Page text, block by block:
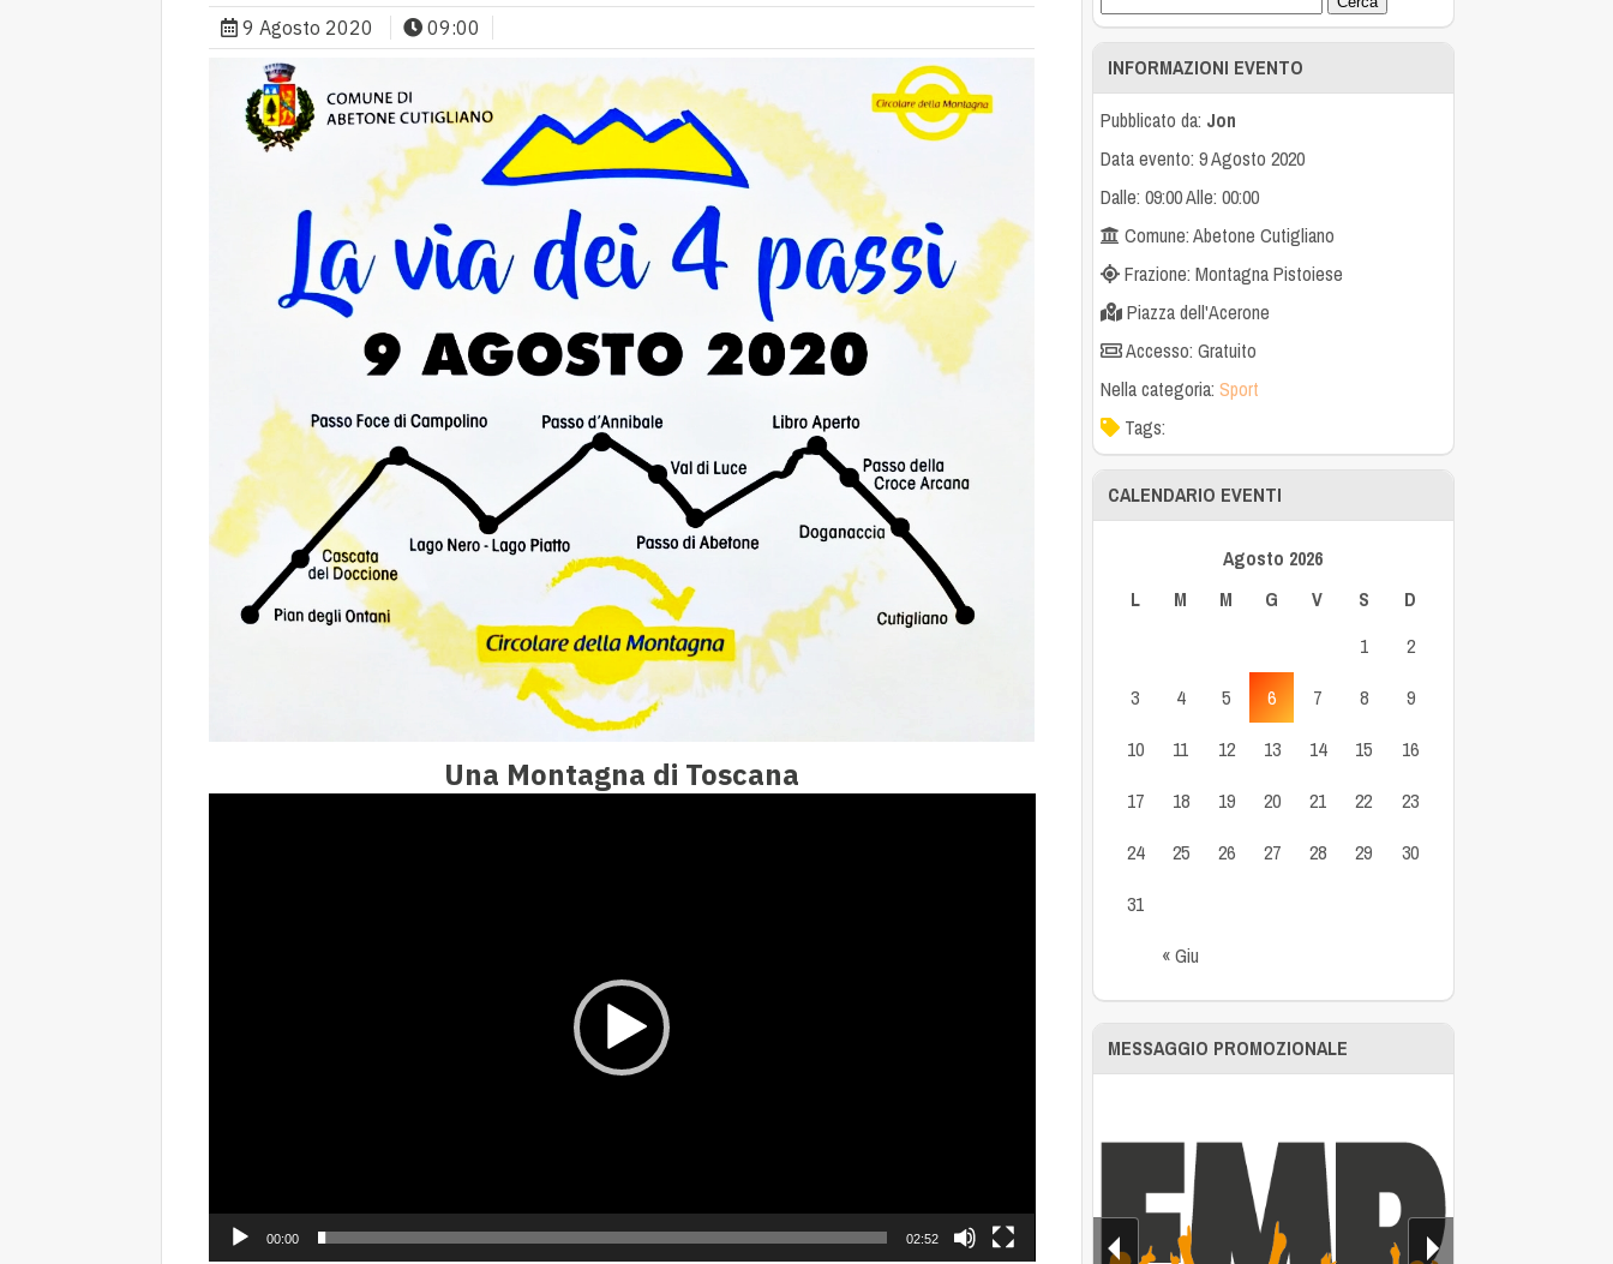
9 Agosto 2020 09:00
Una Montagna di Toscana
00:00 02:52
INFORMAZIONI EVENTO
Pubblicato da: Jon
Data evento: 9 Agosto 2020
Dalle: 09:00 Alle: 00:00
Comune: Abetone Cutigliano
Frazione: Montagna Pistoiese
Piazza dell'Acerone
Accesso: Gratuito
Nella categoria:Sport
Tags:
CALENDARIO EVENTI
Agosto 2026
L
M M G V S D
« Giu
1
2
3
4 5 6 7 8
9
10
11 12 13 14 15
16
17
18 19 20 21 22
23
24
25 26 27 28 29
30
31
MESSAGGIO PROMOZIONALE